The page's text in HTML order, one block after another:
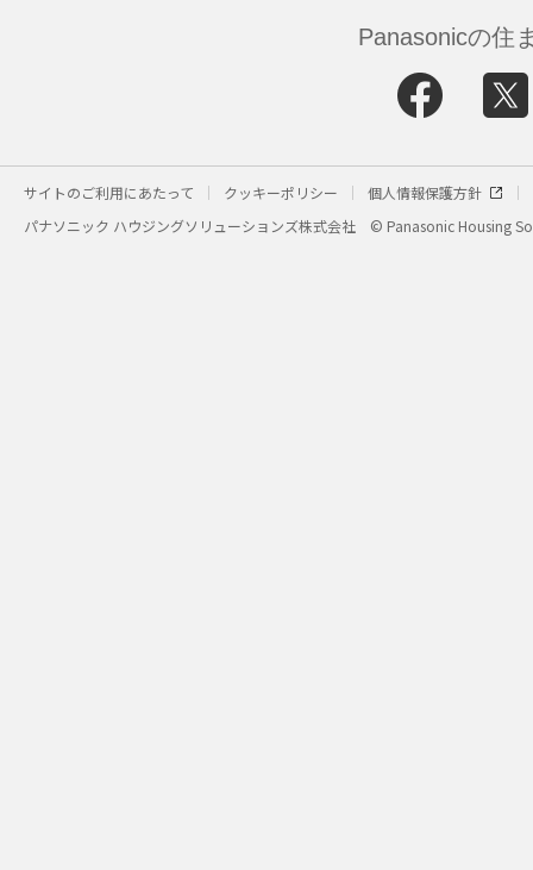
Panasonicの住
サイトのご利用にあたって クッキーポリシー
個人情報保護方針
パナソニック ハウジングソリューションズ株式会社
© Panasonic Housing